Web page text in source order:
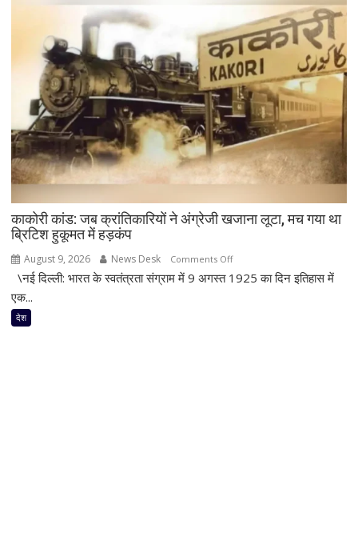
टला,
ट्रेन
के
इंजन
में
शॉर्ट
सर्किट
से
उठा
धुआं;
डेढ़
घंटे
रुकी
काकोरी कांड: जब क्रांतिकारियों ने अंग्रेजी खजाना लूटा, मच गया था
ब्रिटिश हुकूमत में हड़कंप
August 9, 2026 News Desk Comments Offon
काकोरी
\नई दिल्ली: भारत के स्वतंत्रता संग्राम में 9 अगस्त 1925 का दिन इतिहास में
एक...
देश